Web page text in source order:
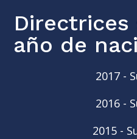
año de
2017 -
2016 -
2015 -